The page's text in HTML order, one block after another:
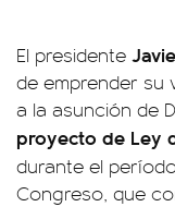
El presidente
de emprender su
a la asunción de
proyecto de Ley
durante el
Congreso, que